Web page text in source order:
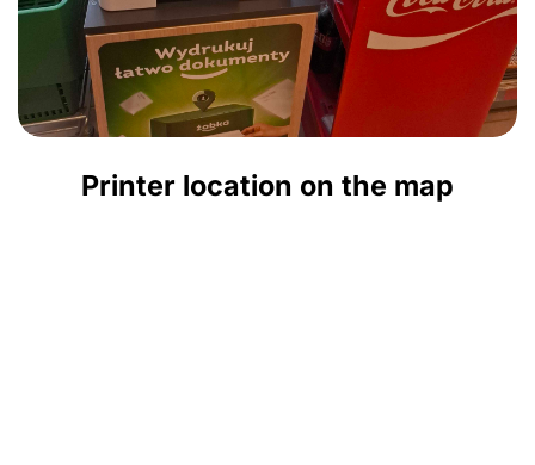
Printer location on the map